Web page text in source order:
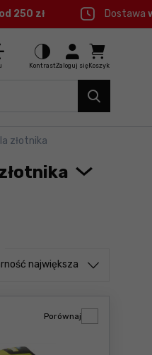
250 zł Dostawa
KontrastZaloguj się Koszyk
złotnika
największa
Porównaj